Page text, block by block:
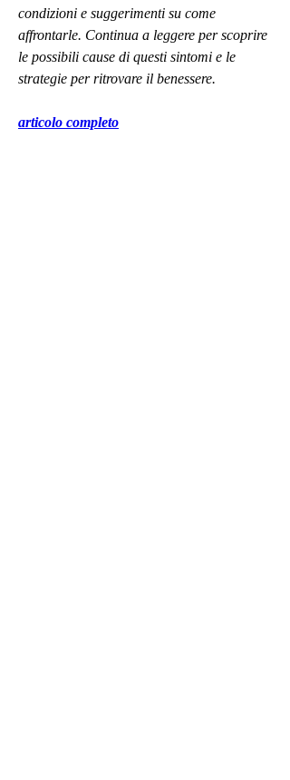
condizioni e suggerimenti su come
affrontarle. Continua a leggere per scoprire
le possibili cause di questi sintomi e le
strategie per ritrovare il benessere.
articolo completo